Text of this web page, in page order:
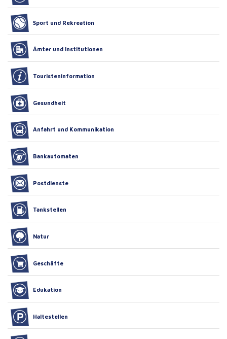
Sport und Rekreation
Ämter und Institutionen
Touristeninformation
Gesundheit
Anfahrt und Kommunikation
Bankautomaten
Postdienste
Tankstellen
Natur
Geschäfte
Edukation
Haltestellen